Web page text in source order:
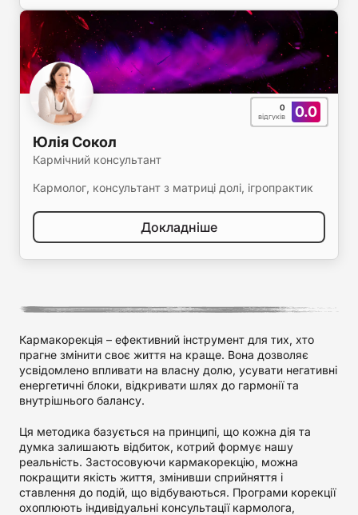
0.0
0
відгуків
Юлія Сокол
Кармічний консультант
Кармолог, консультант з матриці долі, ігропрактик
Докладніше
Кармакорекція – ефективний інструмент для тих, хто
прагне змінити своє життя на краще. Вона дозволяє
усвідомлено впливати на власну долю, усувати негативні
енергетичні блоки, відкривати шлях до гармонії та
внутрішнього балансу.
Ця методика базується на принципі, що кожна дія та
думка залишають відбиток, котрий формує нашу
реальність. Застосовуючи кармакорекцію, можна
покращити якість життя, змінивши сприйняття і
ставлення до подій, що відбуваються. Програми корекції
охоплюють індивідуальні консультації кармолога,